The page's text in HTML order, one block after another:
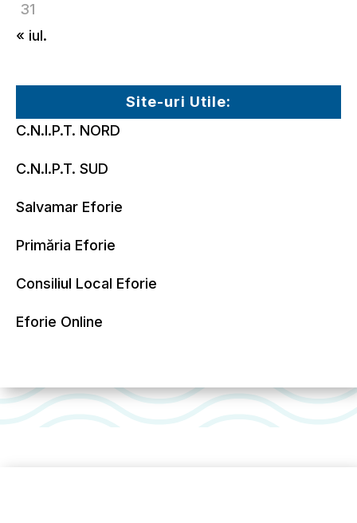
31
« iul.
Site-uri Utile:
C.N.I.P.T. NORD
C.N.I.P.T. SUD
Salvamar Eforie
Primăria Eforie
Consiliul Local Eforie
Eforie Online